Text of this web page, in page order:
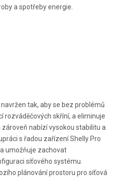
a spotřeby energie.
tak, aby se bez problémů
rozváděčových skříní, a eliminuje
nabízí vysokou stabilitu a
s řadou zařízení Shelly Pro
umožňuje zachovat
síťového systému.
plánování prostoru pro síťová